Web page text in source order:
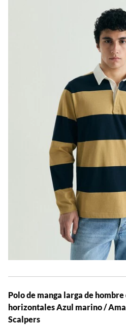
Polo de manga larga de
horizontales Azul marino /
Scalpers